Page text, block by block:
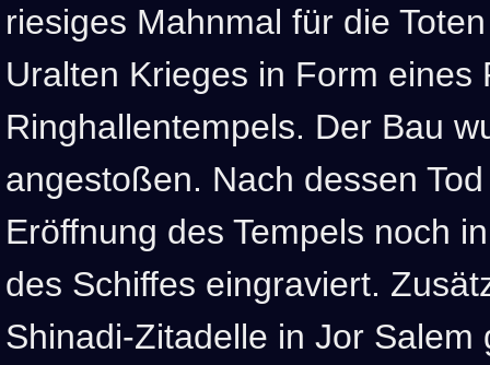
riesiges Mahnmal für die
Uralten Krieges in Form eines
Ringhallentempels. Der Bau
angestoßen. Nach dessen
Eröffnung des Tempels noch
des Schiffes eingraviert.
Shinadi-Zitadelle in Jor Salem